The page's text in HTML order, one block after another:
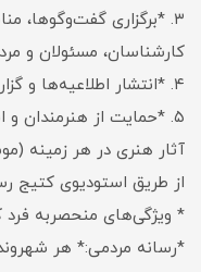
۳. *برگزاری گفت‌وگوها،
کارشناسان، مسئولان و
۴. *انتشار اطلاعیه‌ها و گزارش‌های مسئولین* به صورت شفاف
۵. *حمایت از هنرمندان و
آثار هنری در هر زمینه
از طریق استودیوی کتیج
* ویژگی‌های منحصربه‌ فرد
*رسانه مردمی:* هر